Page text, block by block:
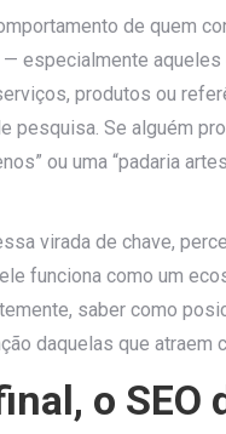
de quem
especialmente
produtos ou
pesquisa. Se alguém
ou uma “padaria
virada de chave,
funciona como um
saber como
daquelas que
o SEO